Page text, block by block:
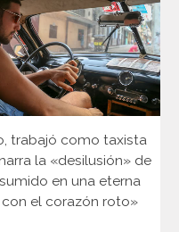
trabajó como taxista
la «desilusión» de
en una eterna
con el corazón roto»